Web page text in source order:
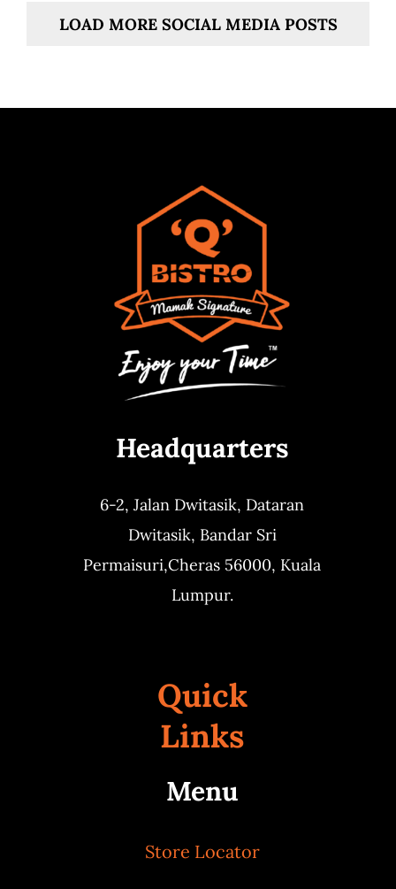
LOAD MORE SOCIAL MEDIA POSTS
Headquarters
6-2, Jalan Dwitasik, Dataran
Dwitasik, Bandar Sri
Permaisuri,Cheras 56000, Kuala
Lumpur.
Quick
Links
Menu
Store Locator